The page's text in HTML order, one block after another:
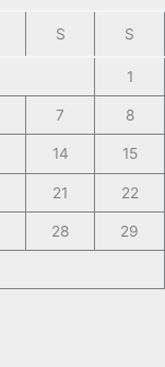
S S
1
7 8
14 15
21 22
28 29